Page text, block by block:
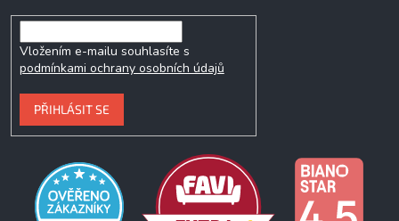
Vložením e-mailu souhlasíte s
podmínkami ochrany osobních údajů
PŘIHLÁSIT SE